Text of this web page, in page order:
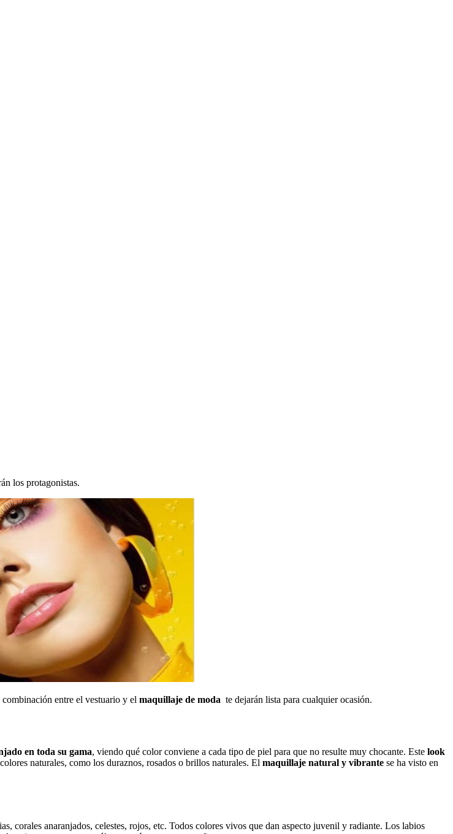
los protagonistas.
entre el vestuario y el maquillaje de moda te dejarán lista para cualquier ocasión.
en toda su gama, viendo qué color conviene a cada tipo de piel para que no resulte muy chocante. Este look
naturales, como los duraznos, rosados o brillos naturales. El maquillaje natural y vibrante se ha visto en
corales anaranjados, celestes, rojos, etc. Todos colores vivos que dan aspecto juvenil y radiante. Los labios